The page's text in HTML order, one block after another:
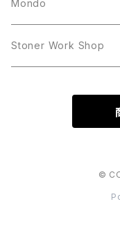
12inch
12inch
LP
Mondo
LP
Stoner Work Shop
©